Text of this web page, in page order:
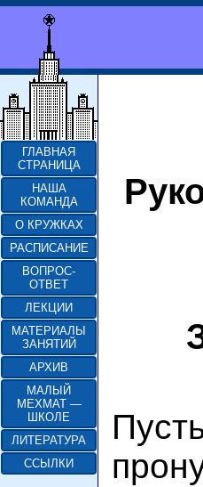
ГЛАВНАЯ
СТРАНИЦА
НАША
КОМАНДА
О КРУЖКАХ
РАСПИСАНИЕ
ВОПРОС-
ОТВЕТ
ЛЕКЦИИ
МАТЕРИАЛЫ
ЗАНЯТИЙ
АРХИВ
МАЛЫЙ
МЕХМАТ —
ШКОЛЕ
ЛИТЕРАТУРА
ССЫЛКИ